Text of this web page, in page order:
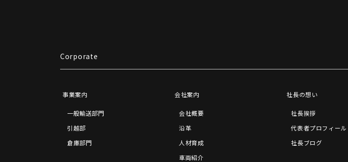
Corporate
事業案内
一般輸送部門
引越部
倉庫部門
会社案内
会社概要
沿革
人材育成
車両紹介
社長の想い
社長挨拶
代表者プロフィール
社長ブログ